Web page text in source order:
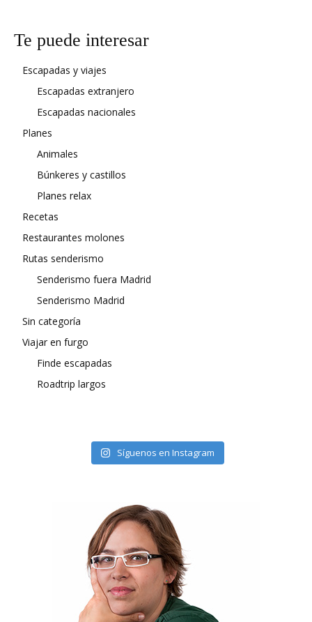
Te puede interesar
Escapadas y viajes
Escapadas extranjero
Escapadas nacionales
Planes
Animales
Búnkeres y castillos
Planes relax
Recetas
Restaurantes molones
Rutas senderismo
Senderismo fuera Madrid
Senderismo Madrid
Sin categoría
Viajar en furgo
Finde escapadas
Roadtrip largos
Síguenos en Instagram